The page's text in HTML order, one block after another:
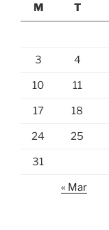
M
T
3 4
10 11
17 18
24 25
31
« Mar